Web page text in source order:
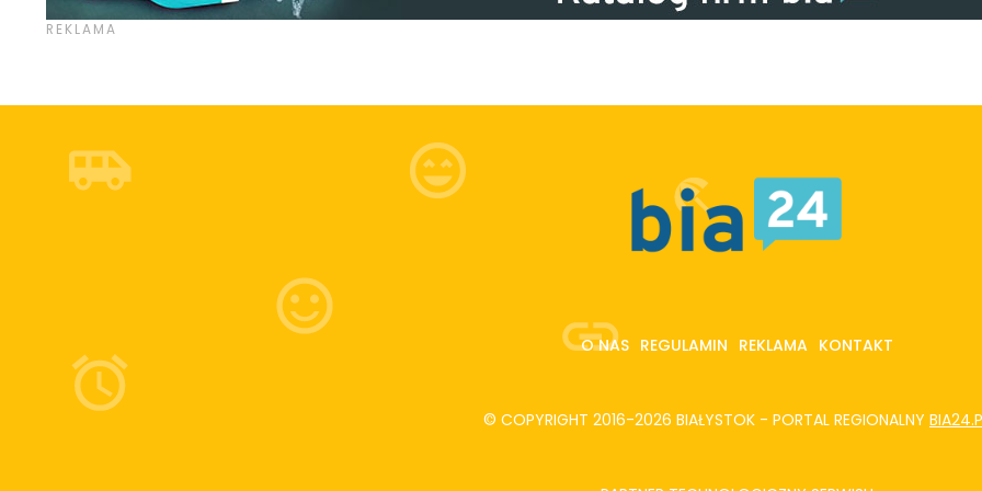
O NAS REGULAMIN REKLAMA KONTAKT
© COPYRIGHT 2016-2026 BIAŁYSTOK - PORTAL REGIONALNY